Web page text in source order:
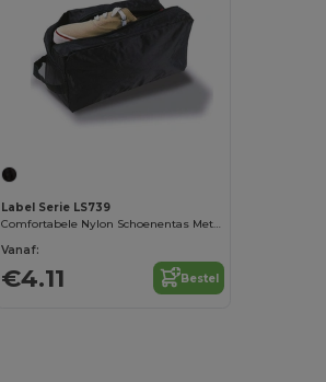
Label Serie LS739
Comfortabele Nylon Schoenentas Met Verstelbare Schouderriem
Vanaf:
€4.11 Bestel